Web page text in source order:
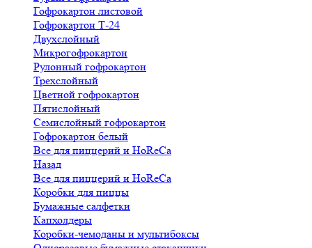
Гофрокартон листовой
Гофрокартон Т-24
Двухслойный
Микрогофрокартон
Рулонный гофрокартон
Трехслойный
Цветной гофрокартон
Пятислойный
Семислойный гофрокартон
Гофрокартон белый
Все для пиццерий и HoReCa
Назад
Все для пиццерий и HoReCa
Коробки для пиццы
Бумажные салфетки
Капхолдеры
Коробки-чемоданы и мультибоксы